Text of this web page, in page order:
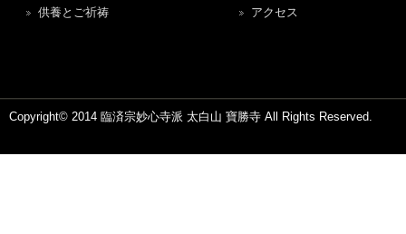
供養とご祈祷
アクセス
Copyright© 2014 臨済宗妙心寺派 太白山 寶勝寺 All Rights Reserved.